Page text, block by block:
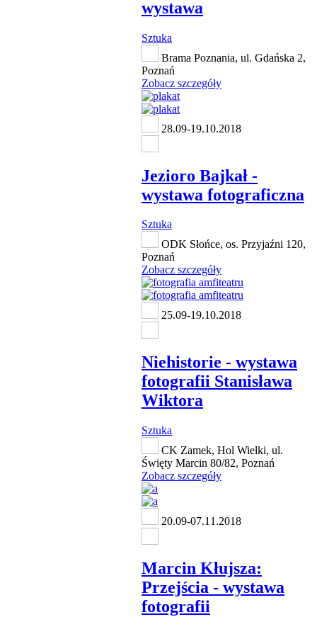
wystawa
Sztuka
Brama Poznania, ul. Gdańska 2,
Poznań
Zobacz szczegóły
28.09-19.10.2018
Jezioro Bajkał -
wystawa fotograficzna
Sztuka
ODK Słońce, os. Przyjaźni 120,
Poznań
Zobacz szczegóły
25.09-19.10.2018
Niehistorie - wystawa
fotografii Stanisława
Wiktora
Sztuka
CK Zamek, Hol Wielki, ul.
Święty Marcin 80/82, Poznań
Zobacz szczegóły
20.09-07.11.2018
Marcin Kłujsza:
Przejścia - wystawa
fotografii